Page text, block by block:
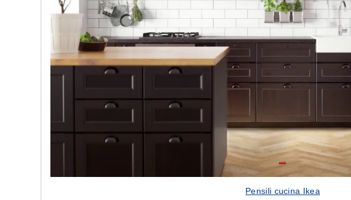
Pensili cucina Ikea